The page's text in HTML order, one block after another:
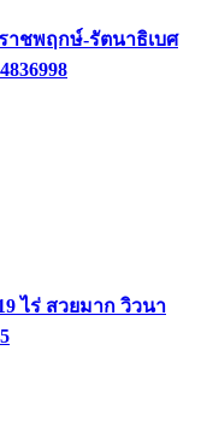
ชพฤกษ์-รัตนาธิเบศ
ไร่ สวยมาก วิวนา